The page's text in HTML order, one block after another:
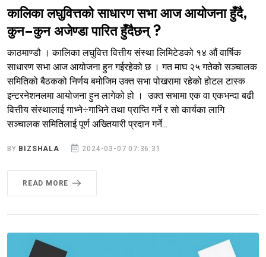
कालिका लघुवित्तको साधारण सभा आज आयोजना हुँदै,
कुन–कुन अजेण्डा पारित हुँदैछन् ?
काठमाण्डौ । कालिका लघुवित्त वित्तीय संस्था लिमिटेडको १४ औं वार्षिक
साधारण सभा आज आयोजना हुन गईरहेको छ । गत माघ २५ गतेको सञ्चालक
समितिको बैठकको निर्णय बमोजिम उक्त सभा पोखरामा रहेको होटल टास्क
इन्टरनेशनलमा आयोजना हुन लागेको हो । उक्त सभामा एक वा एकभन्दा बढी
वित्तीय संस्थालाई गाभ्ने÷गाभिने तथा प्राप्ति गर्ने र सो कार्यका लागि
सञ्चालक समितिलाई पूर्ण अख्तियारी प्रदान गर्ने...
BY BIZSHALA 2024-03-07 07:36:31
READ MORE